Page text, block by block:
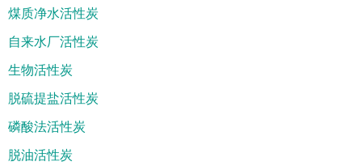
煤质净水活性炭
自来水厂活性炭
生物活性炭
脱硫提盐活性炭
磷酸法活性炭
脱油活性炭